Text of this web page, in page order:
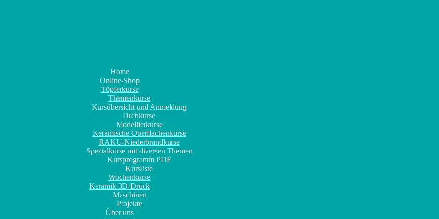
Home
Online-Shop
Töpferkurse
Themenkurse
Kursübersicht und Anmeldung
Drehkurse
Modellierkurse
Keramische Oberflächenkurse
RAKU-Niederbrandkurse
Spezialkurse mit diversen Themen
Kursprogramm PDF
Kursliste
Wochenkurse
Keramik 3D-Druck
Maschinen
Projekte
Über uns